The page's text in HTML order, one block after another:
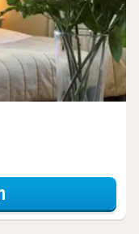
voor Standard